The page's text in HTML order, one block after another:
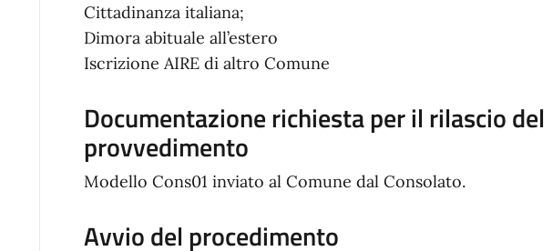
Cittadinanza italiana;
Dimora abituale all’estero
Iscrizione AIRE di altro Comune
Documentazione richiesta per il rilascio del
provvedimento
Modello Cons01 inviato al Comune dal Consolato.
Avvio del procedimento